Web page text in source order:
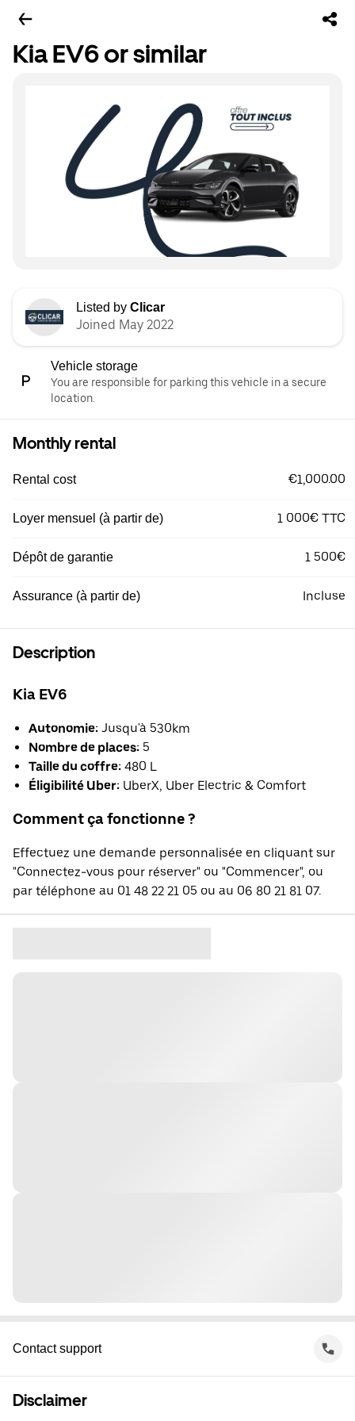
Kia EV6 or similar
Listed by Clicar
Joined May 2022
Vehicle storage
You are responsible for parking this vehicle in a secure
location.
Monthly rental
Rental cost €1,000.00
Loyer mensuel (à partir de) 1 000€ TTC
Dépôt de garantie 1 500€
Assurance (à partir de) Incluse
Description
Kia EV6
Autonomie: Jusqu'à 530km
Nombre de places: 5
Taille du coffre: 480 L
Éligibilité Uber: UberX, Uber Electric & Comfort
Comment ça fonctionne ?
Effectuez une demande personnalisée en cliquant sur
"Connectez-vous pour réserver" ou "Commencer", ou
par téléphone au 01 48 22 21 05 ou au 06 80 21 81 07.
Contact support
Disclaimer